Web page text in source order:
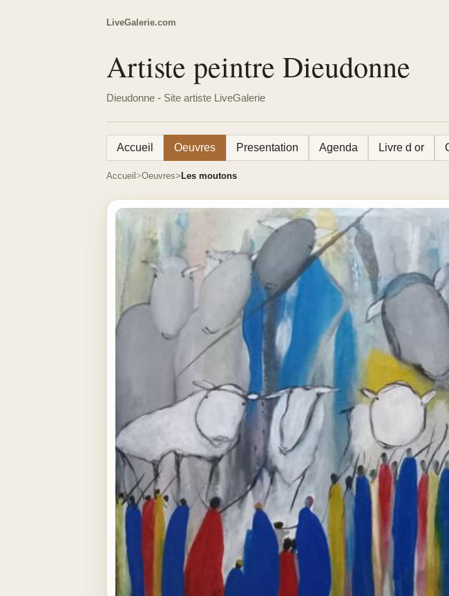
LiveGalerie.com
Artiste peintre Dieudonne
Dieudonne - Site artiste LiveGalerie
Accueil Oeuvres Presentation Agenda Livre d or
Accueil Oeuvres Les moutons